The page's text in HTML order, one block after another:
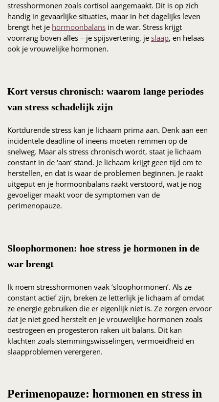
stresshormonen zoals cortisol aangemaakt. Dit is op zich
handig in gevaarlijke situaties, maar in het dagelijks leven
brengt het je hormoonbalans in de war. Stress krijgt
voorrang boven alles – je spijsvertering, je slaap, en helaas
ook je vrouwelijke hormonen.
Kort versus chronisch: waarom lange periodes
van stress schadelijk zijn
Kortdurende stress kan je lichaam prima aan. Denk aan een
incidentele deadline of ineens moeten remmen op de
snelweg. Maar als stress chronisch wordt, staat je lichaam
constant in de ‘aan’ stand. Je lichaam krijgt geen tijd om te
herstellen, en dat is waar de problemen beginnen. Je raakt
uitgeput en je hormoonbalans raakt verstoord, wat je nog
gevoeliger maakt voor de symptomen van de
perimenopauze.
Sloophormonen: hoe stress je hormonen in de
war brengt
Ik noem stresshormonen vaak ‘sloophormonen’. Als ze
constant actief zijn, breken ze letterlijk je lichaam af omdat
ze energie gebruiken die er eigenlijk niet is. Ze zorgen ervoor
dat je niet goed herstelt en je vrouwelijke hormonen zoals
oestrogeen en progesteron raken uit balans. Dit kan
klachten zoals stemmingswisselingen, vermoeidheid en
slaapproblemen verergeren.
Perimenopauze: hormonen en stress in